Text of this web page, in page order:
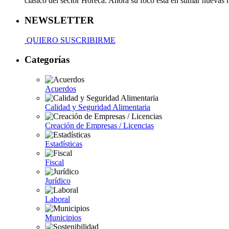
NEWSLETTER
QUIERO SUSCRIBIRME
Categorías
Acuerdos
Calidad y Seguridad Alimentaria
Creación de Empresas / Licencias
Estadísticas
Fiscal
Jurídico
Laboral
Municipios